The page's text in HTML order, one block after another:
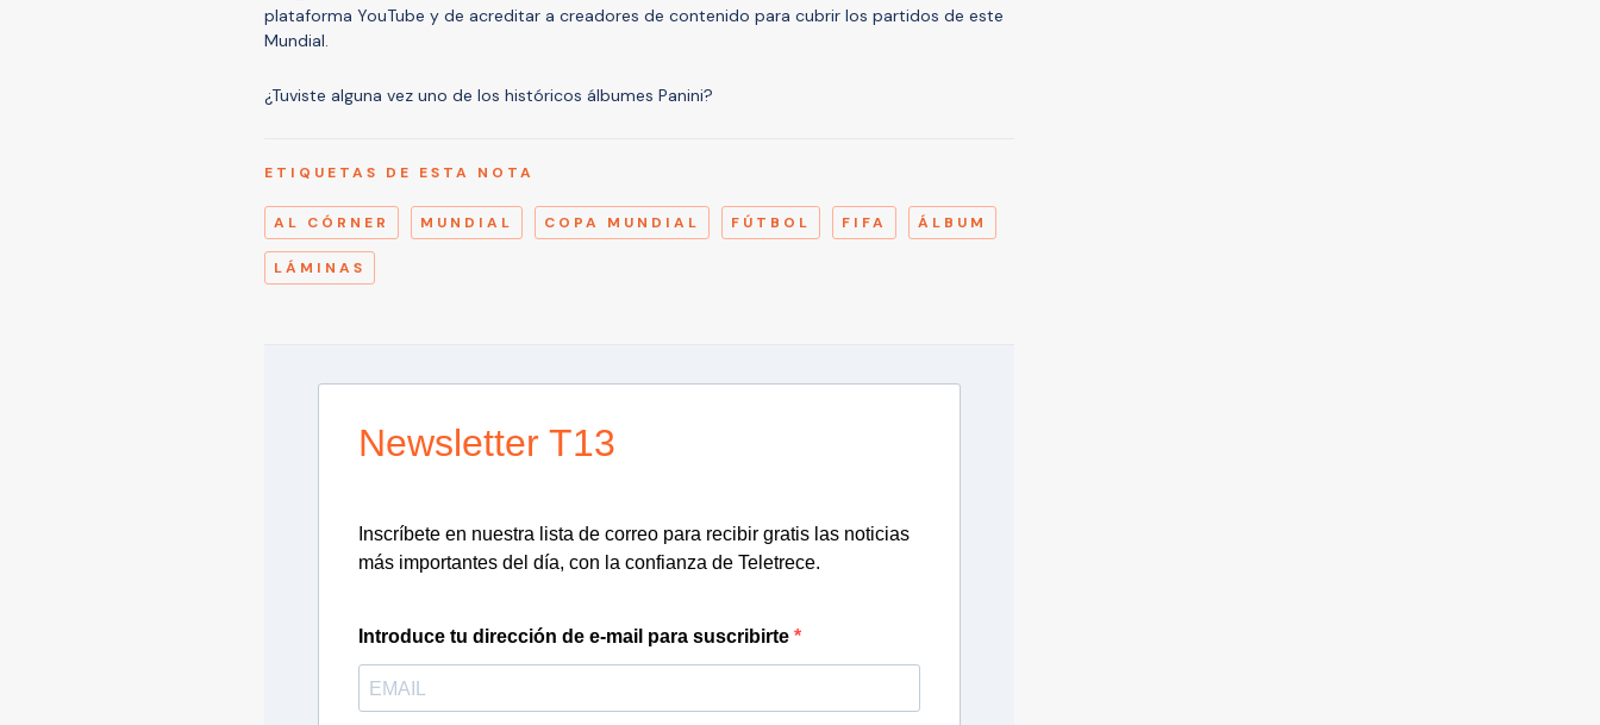
plataforma YouTube y de acreditar a creadores de contenido para cubrir los partidos de este
Mundial.
¿Tuviste alguna vez uno de los históricos álbumes Panini?
ETIQUETAS DE ESTA NOTA
AL CÓRNER MUNDIAL COPA MUNDIAL FÚTBOL FIFA ÁLBUM
LÁMINAS
Newsletter T13
Inscríbete en nuestra lista de correo para recibir gratis las noticias
más importantes del día, con la confianza de Teletrece.
Introduce tu dirección de e-mail para suscribirte